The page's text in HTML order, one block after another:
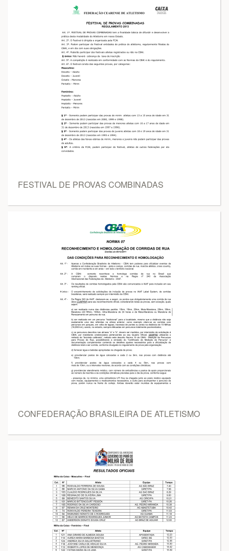
FESTIVAL DE PROVAS COMBINADAS
CONFEDERAÇÃO BRASILEIRA DE ATLETISMO